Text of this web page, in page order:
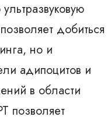
добиться
но и
адипоцитов и
в области
позволяет